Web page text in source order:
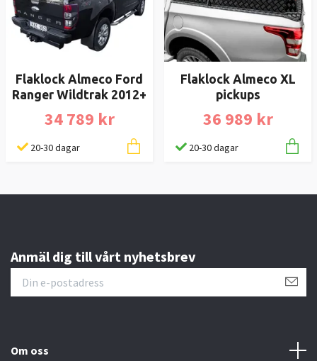
Flaklock Almeco Ford
Ranger Wildtrak 2012+
34 789 kr
20-30 dagar
Flaklock Almeco XL
pickups
36 989 kr
20-30 dagar
Anmäl dig till vårt nyhetsbrev
Om oss